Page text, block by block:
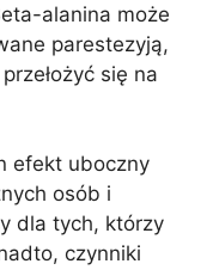
alanina może
parestezyją,
się na
efekt uboczny
osób i
dla tych, którzy
czynniki